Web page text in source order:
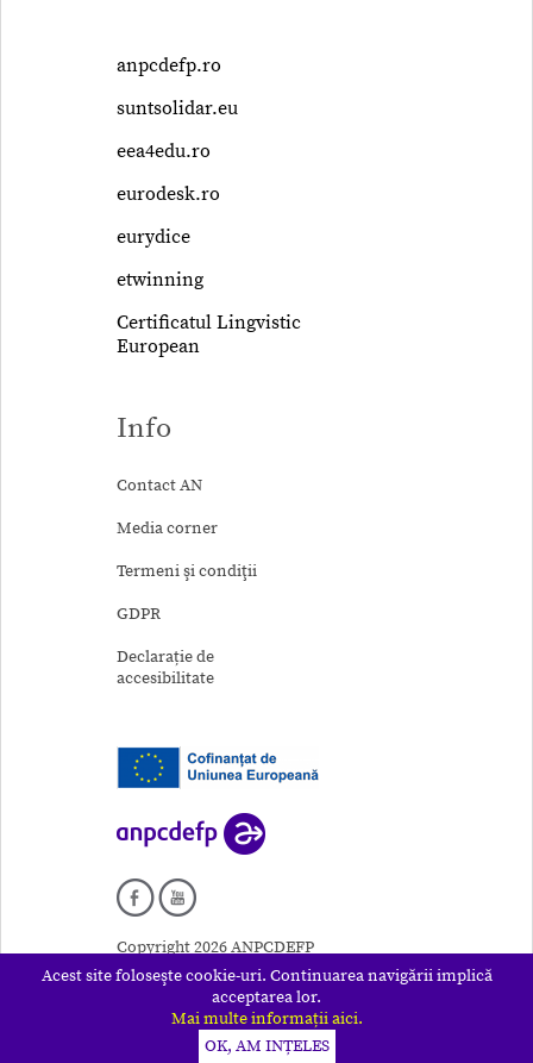
anpcdefp.ro
suntsolidar.eu
eea4edu.ro
eurodesk.ro
eurydice
etwinning
Certificatul Lingvistic
European
Info
Contact AN
Media corner
Termeni şi condiţii
GDPR
Declarație de
accesibilitate
Copyright 2026 ANPCDEFP
Acest site foloseşte cookie-uri. Continuarea navigării implică
acceptarea lor.
Mai multe informații aici.
OK, AM INȚELES